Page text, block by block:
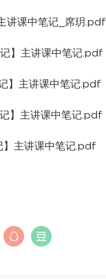
讲课中笔记_席玥.pdf
】主讲课中笔记.pdf
】主讲课中笔记.pdf
】主讲课中笔记.pdf
】主讲课中笔记.pdf